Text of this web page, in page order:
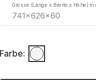
Grösse (Länge x Breite x Höhe) in
Farbe: